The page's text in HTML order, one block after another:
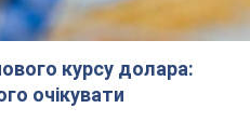
грн від
не так з